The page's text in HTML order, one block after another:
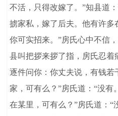
不活，只得改嫁了。”知县道
掳家私，嫁了后夫。他有许多
你可实招来。”房氏心中不信
县叫把拶来拶了指，房氏忍着
逐件问你：你丈夫说，有钱若
家，可有么？”房氏道：“没有
在某里，可有么？”房氏道：“